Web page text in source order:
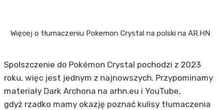
Więcej o tłumaczeniu Pokemon Crystal na polski na AR.HN
Spolszczenie do Pokémon Crystal pochodzi z 2023
roku, więc jest jednym z najnowszych. Przypominamy
materiały Dark Archona na arhn.eu i YouTube,
gdyż rzadko mamy okazję poznać kulisy tłumaczenia